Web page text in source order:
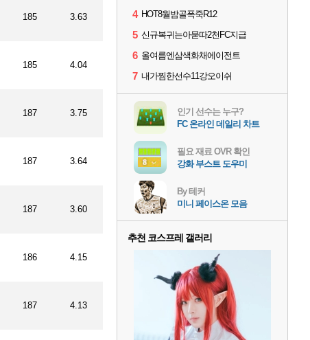
185 3.63
185 4.04
187 3.75
187 3.64
187 3.60
186 4.15
187 4.13
4 HOT8월밤골폭죽R12
5 신규복귀는아묻따2천FC지급
6 올여름엔삼색화채에이전트
7 내가찜한선수11강오이쉬
인기 선수는 누구?
FC 온라인 데일리 차트
필요 재료 OVR 확인
강화 부스트 도우미
By 테커
미니 페이스온 모음
추천 코스프레 갤러리